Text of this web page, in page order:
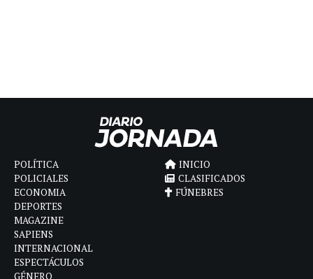
POLÍTICA
POLICIALES
ECONOMIA
DEPORTES
MAGAZINE
SAPIENS
INTERNACIONAL
ESPECTÁCULOS
GÉNERO
INICIO
CLASIFICADOS
FÚNEBRES